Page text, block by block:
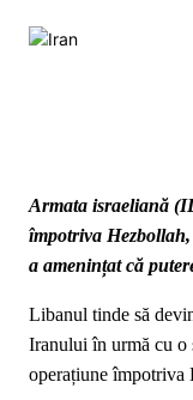
Armata israeliană
împotriva
a amenințat că
Libanul tinde să
Iranului în urmă cu o
operațiune împotriva